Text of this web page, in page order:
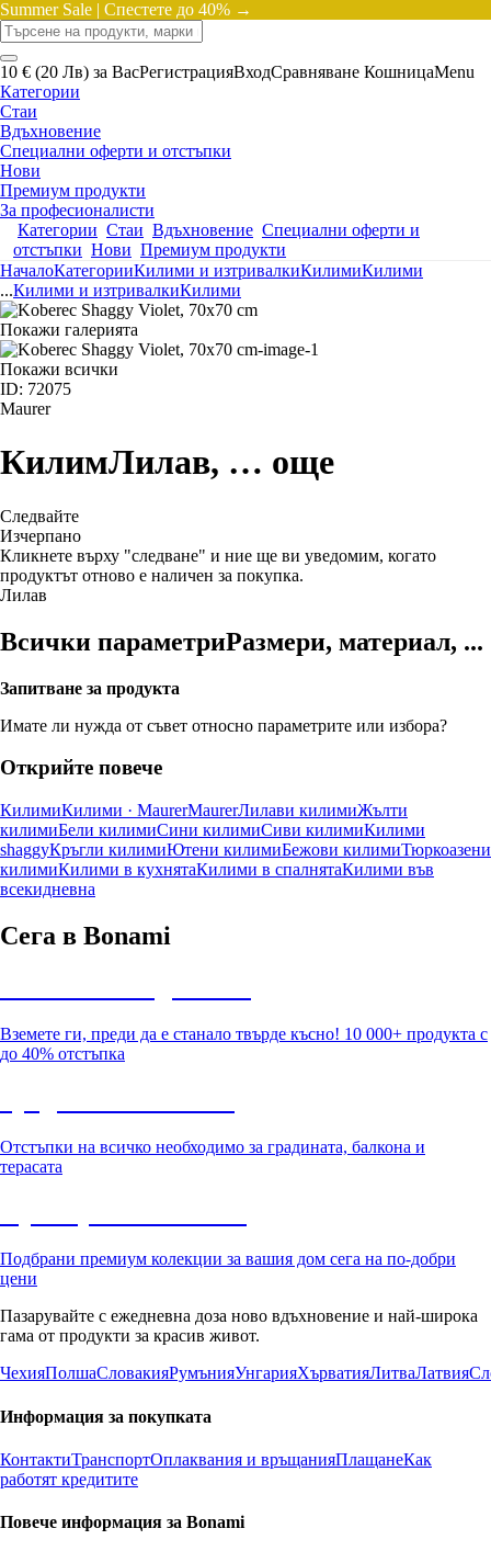
Summer Sale | Спестете до 40% →
10 € (20 Лв) за ВасРегистрацияВходСравняване КошницаMenu
Категории
Стаи
Вдъхновение
Специални оферти и отстъпки
Нови
Премиум продукти
За професионалисти
Категории Стаи Вдъхновение Специални оферти и
отстъпки Нови Премиум продукти
НачалоКатегорииКилими и изтривалкиКилимиКилими
...Килими и изтривалкиКилими
Покажи галерията
Покажи всички
ID: 72075
Maurer
КилимЛилав, … още
Следвайте
Изчерпанo
Кликнете върху "следване" и ние ще ви уведомим, когато
продуктът отново е наличен за покупка.
Лилав
Всички параметриРазмери, материал, ...
Запитване за продукта
Имате ли нужда от съвет относно параметрите или избора?
Открийте повече
КилимиКилими · MaurerMaurerЛилави килимиЖълти
килимиБели килимиСини килимиСиви килимиКилими
shaggyКръгли килимиЮтени килимиБежови килимиТюркоазени
килимиКилими в кухнятаКилими в спалнятаКилими във
всекидневна
Сега в Bonami
Вземете ги, преди да е станало твърде късно! 10 000+ продукта с
до 40% отстъпка
Отстъпки на всичко необходимо за градината, балкона и
терасата
Подбрани премиум колекции за вашия дом сега на по-добри
цени
Пазарувайте с ежедневна доза ново вдъхновение и най-широка
гама от продукти за красив живот.
ЧехияПолшаСловакияРумънияУнгарияХърватияЛитваЛатвия
Информация за покупката
КонтактиТранспортОплаквания и връщанияПлащанеКак
работят кредитите
Повече информация за Bonami